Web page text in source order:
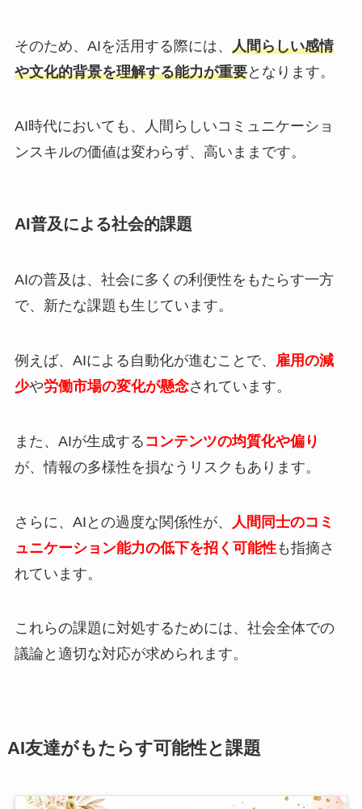
そのため、AIを活用する際には、 人間らしい感情
や文化的背景を理解する能力が重要となります。
AI時代においても、人間らしいコミュニケーショ
ンスキルの価値は変わらず、高いままです。
AI普及による社会的課題
AIの普及は、社会に多くの利便性をもたらす一方
で、新たな課題も生じています。
例えば、AIによる自動化が進むことで、
雇用の減
少や労働市場の変化が懸念されています。
また、AIが生成する コンテンツの均質化や偏り
が、情報の多様性を損なうリスクもあります。
さらに、AIとの過度な関係性が、
人間同士のコミ
ュニケーション能力の低下を招く可能性も指摘さ
れています。
これらの課題に対処するためには、社会全体での
議論と適切な対応が求められます。
AI友達がもたらす可能性と課題